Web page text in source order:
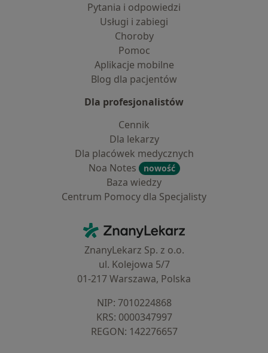
Pytania i odpowiedzi
Usługi i zabiegi
Choroby
Pomoc
Aplikacje mobilne
Blog dla pacjentów
Dla profesjonalistów
Cennik
Dla lekarzy
Dla placówek medycznych
Noa Notes
nowość
Baza wiedzy
Centrum Pomocy dla Specjalisty
ZnanyLekarz - Strona główna
ZnanyLekarz Sp. z o.o.
ul. Kolejowa 5/7
01-217 Warszawa, Polska
NIP: ⁠7010224868
KRS: ⁠0000347997
REGON: ⁠142276657